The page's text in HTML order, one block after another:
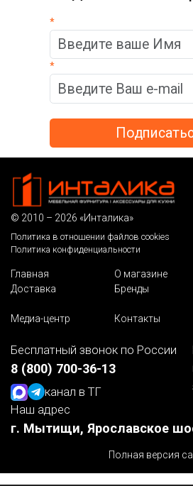
*
*
© 2010 – 2026 «Инталика»
Политика в отношении файлов cookies
Политика конфиденциальности
Главная О магазине
Доставка
Бренды
Медиа-центр
Контакты
Бесплатный звонок по России
8 (800) 700-36-13
канал в ТГ
Наш адрес
г. Мытищи, Ярославское
Полная версия